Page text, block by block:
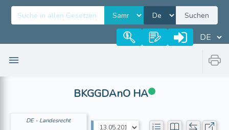
Suchen
BKGGDAnO HA
DE - Landesrecht